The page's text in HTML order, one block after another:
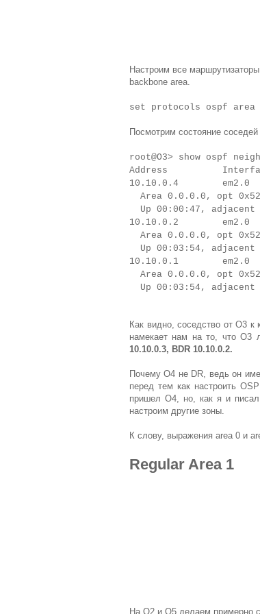
Настроим все
backbone area.
set protocols ospf
Посмотрим состояние
root@O3> show ospf
Address
10.10.0.4
Area 0.0.0.0, opt
Up 00:00:47, adjacent
10.10.0.2
Area 0.0.0.0, opt
Up 00:03:54, adjacent
10.10.0.1
Area 0.0.0.0, opt
Up 00:03:54, adjacent
Как видно, соседство от O3
намекает нам на то, что
10.10.0.3, BDR 10.10.0.2.
Почему O4 не DR, ведь он
перед тем как настроить
пришел O4, но, как я и
настроим другие зоны.
К слову, выражения area 0 и
Regular Area 1
На O2 и O5 делаем примерно